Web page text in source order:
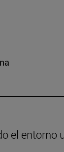
el entorno